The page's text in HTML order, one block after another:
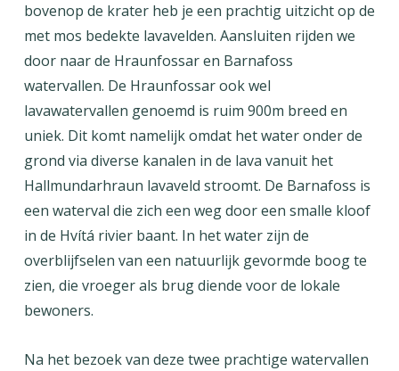
bovenop de krater heb je een prachtig uitzicht op de
met mos bedekte lavavelden. Aansluiten rijden we
door naar de Hraunfossar en Barnafoss
watervallen. De Hraunfossar ook wel
lavawatervallen genoemd is ruim 900m breed en
uniek. Dit komt namelijk omdat het water onder de
grond via diverse kanalen in de lava vanuit het
Hallmundarhraun lavaveld stroomt. De Barnafoss is
een waterval die zich een weg door een smalle kloof
in de Hvítá rivier baant. In het water zijn de
overblijfselen van een natuurlijk gevormde boog te
zien, die vroeger als brug diende voor de lokale
bewoners.
Na het bezoek van deze twee prachtige watervallen